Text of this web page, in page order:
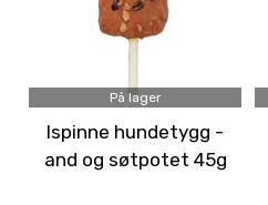
På lager
Ispinne hundetygg -
and og søtpotet 45g